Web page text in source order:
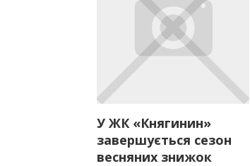
У ЖК «Княгинин»
завершується сезон
весняних знижок